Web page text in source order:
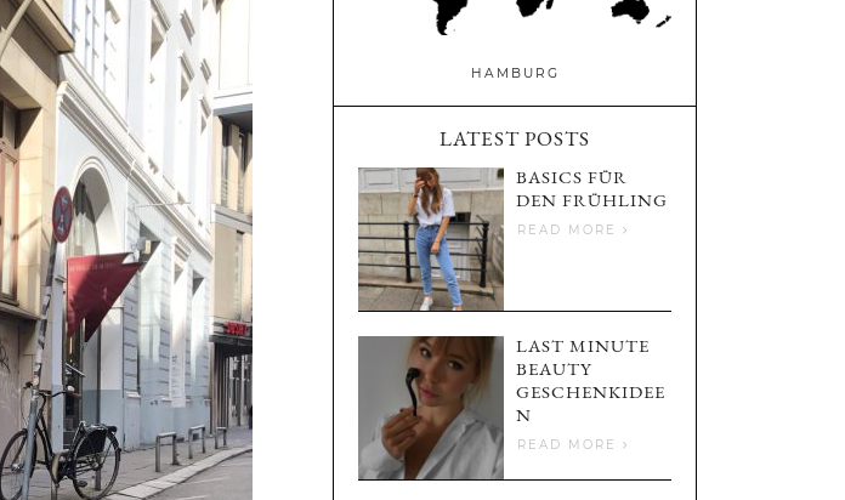
HAMBURG
LATEST POSTS
BASICS FÜR
DEN FRÜHLING
READ MORE
LAST MINUTE
BEAUTY
GESCHENKIDEE
N
READ MORE